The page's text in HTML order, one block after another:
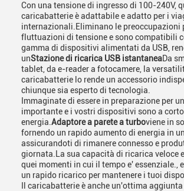
Con una tensione di ingresso di 100-240V,
caricabatterie è adattabile e adatto per i
internazionali.Eliminano le preoccupazioni
fluttuazioni di tensione e sono compatibili
gamma di dispositivi alimentati da USB,
unStazione di ricarica USB istantaneaDa
tablet, da e-reader a fotocamere, la
caricabatterie lo rende un accessorio
chiunque sia esperto di tecnologia.
Immaginate di essere in preparazione per
importante e i vostri dispositivi sono a
energia. Adaptore a parete a turboviene in
fornendo un rapido aumento di energia in
assicurandoti di rimanere connesso e
giornata.La sua capacità di ricarica veloce
quei momenti in cui il tempo e' essenziale.,
un rapido ricarico per mantenere i tuoi
Il caricabatterie è anche un'ottima